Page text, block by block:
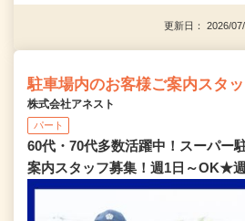
更新日： 2026/
駐車場内のお客様ご案内スタ
株式会社アネスト
パート
60代・70代多数活躍中！スーパー
案内スタッフ募集！週1日～OK★